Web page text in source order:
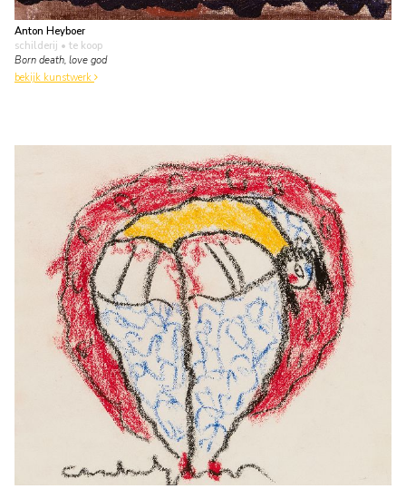
Anton Heyboer
schilderij • te koop
Born death, love god
bekijk kunstwerk